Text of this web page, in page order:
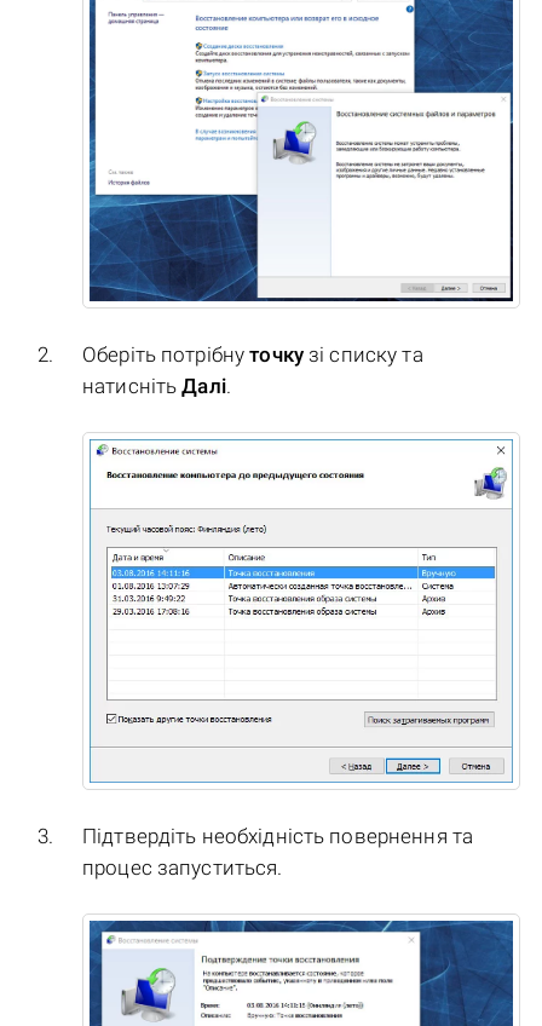
Оберіть потрібнуточкузі списку та
натиснітьДалі.
Підтвердіть необхідність повернення та
процес запуститься.